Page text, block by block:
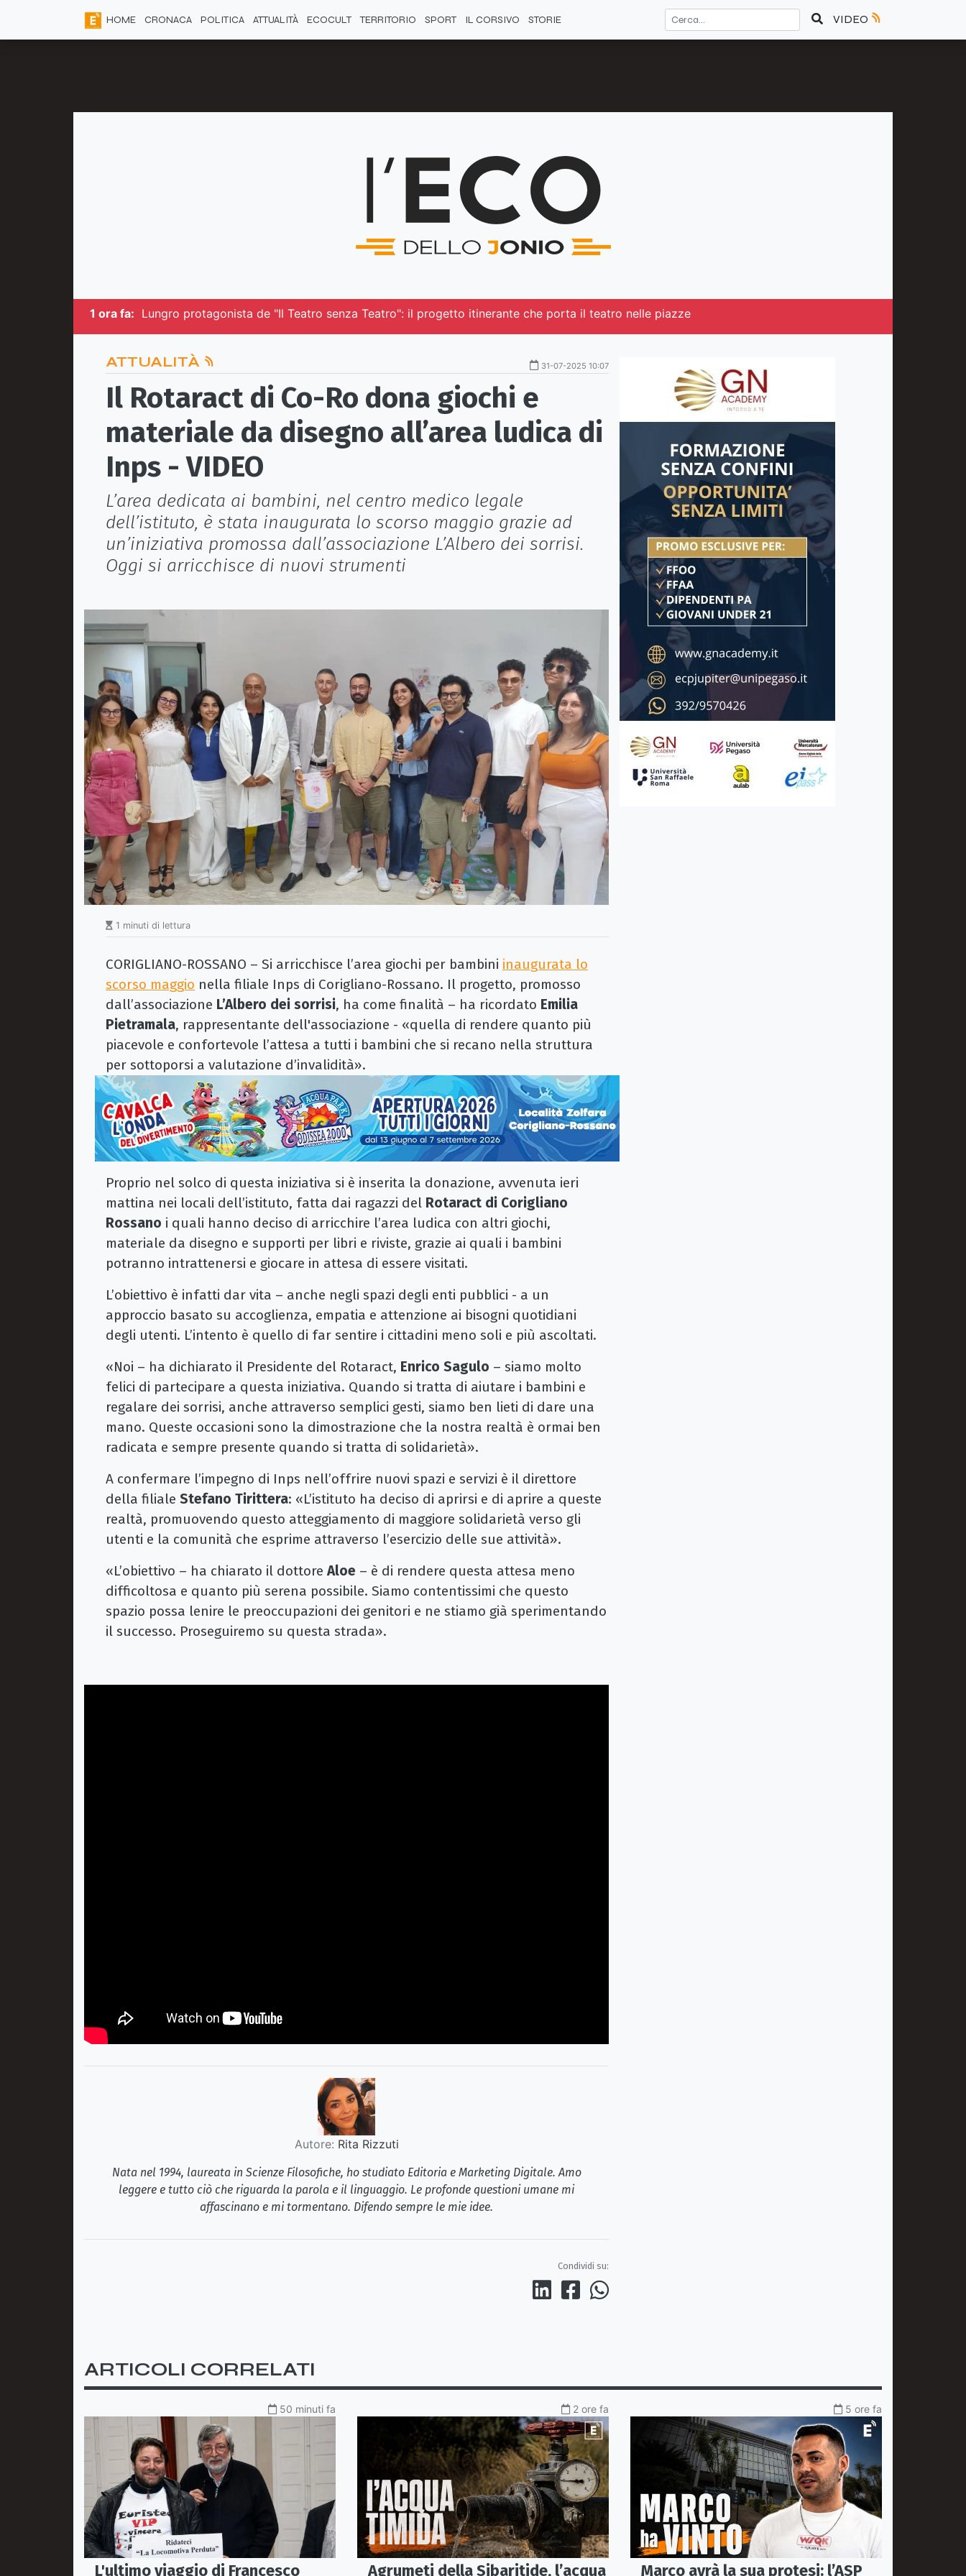
HOME CRONACA POLITICA ATTUALITÀ ECOCULT TERRITORIO SPORT IL CORSIVO STORIE VIDEO
1 ora fa: Lungro protagonista de "Il Teatro senza Teatro": il progetto itinerante che porta il teatro nelle piazze
ATTUALITÀ 31-07-2025 10:07
Il Rotaract di Co-Ro dona giochi e
materiale da disegno all’area ludica di
Inps - VIDEO
L’area dedicata ai bambini, nel centro medico legale
dell’istituto, è stata inaugurata lo scorso maggio grazie ad
un’iniziativa promossa dall’associazione L’Albero dei sorrisi.
Oggi si arricchisce di nuovi strumenti
1 minuti di lettura
CORIGLIANO-ROSSANO – Si arricchisce l’area giochi per bambini inaugurata lo
scorso maggio nella filiale Inps di Corigliano-Rossano. Il progetto, promosso
dall’associazione L’Albero dei sorrisi, ha come finalità – ha ricordato Emilia
Pietramala, rappresentante dell'associazione - «quella di rendere quanto più
piacevole e confortevole l’attesa a tutti i bambini che si recano nella struttura
per sottoporsi a valutazione d’invalidità».
Proprio nel solco di questa iniziativa si è inserita la donazione, avvenuta ieri
mattina nei locali dell’istituto, fatta dai ragazzi del Rotaract di Corigliano
Rossano i quali hanno deciso di arricchire l’area ludica con altri giochi,
materiale da disegno e supporti per libri e riviste, grazie ai quali i bambini
potranno intrattenersi e giocare in attesa di essere visitati.
L’obiettivo è infatti dar vita – anche negli spazi degli enti pubblici - a un
approccio basato su accoglienza, empatia e attenzione ai bisogni quotidiani
degli utenti. L’intento è quello di far sentire i cittadini meno soli e più ascoltati.
«Noi – ha dichiarato il Presidente del Rotaract, Enrico Sagulo – siamo molto
felici di partecipare a questa iniziativa. Quando si tratta di aiutare i bambini e
regalare dei sorrisi, anche attraverso semplici gesti, siamo ben lieti di dare una
mano. Queste occasioni sono la dimostrazione che la nostra realtà è ormai ben
radicata e sempre presente quando si tratta di solidarietà».
A confermare l’impegno di Inps nell’offrire nuovi spazi e servizi è il direttore
della filiale Stefano Tirittera: «L’istituto ha deciso di aprirsi e di aprire a queste
realtà, promuovendo questo atteggiamento di maggiore solidarietà verso gli
utenti e la comunità che esprime attraverso l’esercizio delle sue attività».
«L’obiettivo – ha chiarato il dottore Aloe – è di rendere questa attesa meno
difficoltosa e quanto più serena possibile. Siamo contentissimi che questo
spazio possa lenire le preoccupazioni dei genitori e ne stiamo già sperimentando
il successo. Proseguiremo su questa strada».
Autore: Rita Rizzuti
Nata nel 1994, laureata in Scienze Filosofiche, ho studiato Editoria e Marketing Digitale. Amo
leggere e tutto ciò che riguarda la parola e il linguaggio. Le profonde questioni umane mi
affascinano e mi tormentano. Difendo sempre le mie idee.
Condividi su:
ARTICOLI CORRELATI
50 minuti fa
L'ultimo viaggio di Francesco
2 ore fa
Agrumeti della Sibaritide, l’acqua
5 ore fa
Marco avrà la sua protesi: l’ASP